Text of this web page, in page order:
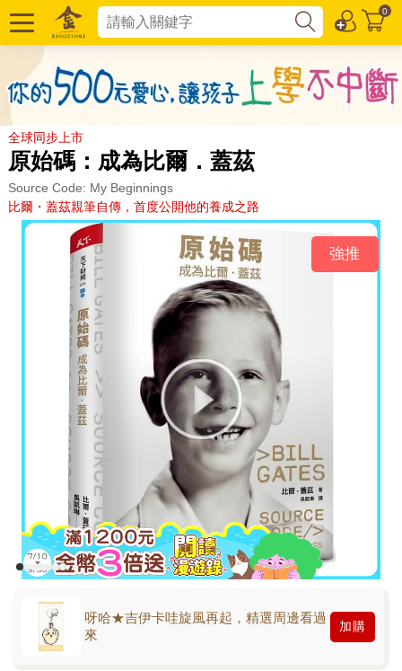
0
全球同步上市
原始碼：成為比爾．蓋茲
Source Code: My Beginnings
比爾・蓋茲親筆自傳，首度公開他的養成之路
強推
呀哈★吉伊卡哇旋風再起，精選周邊看過
來
加購